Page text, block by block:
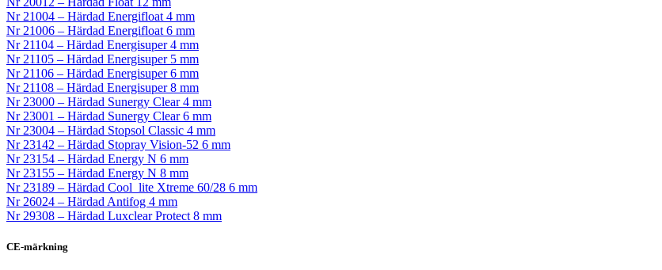
Nr 21004 – Härdad Energifloat 4 mm
Nr 21006 – Härdad Energifloat 6 mm
Nr 21104 – Härdad Energisuper 4 mm
Nr 21105 – Härdad Energisuper 5 mm
Nr 21106 – Härdad Energisuper 6 mm
Nr 21108 – Härdad Energisuper 8 mm
Nr 23000 – Härdad Sunergy Clear 4 mm
Nr 23001 – Härdad Sunergy Clear 6 mm
Nr 23004 – Härdad Stopsol Classic 4 mm
Nr 23142 – Härdad Stopray Vision-52 6 mm
Nr 23154 – Härdad Energy N 6 mm
Nr 23155 – Härdad Energy N 8 mm
Nr 23189 – Härdad Cool_lite Xtreme 60/28 6 mm
Nr 26024 – Härdad Antifog 4 mm
Nr 29308 – Härdad Luxclear Protect 8 mm
CE-märkning